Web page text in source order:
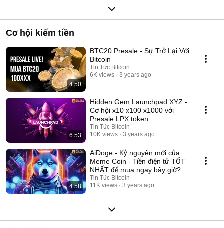
Cơ hội kiếm tiền
4:50
BTC20 Presale - Sự Trở Lại Với
Bitcoin
Tin Tức Bitcoin
6K views
3 years ago
6:53
Hidden Gem Launchpad XYZ -
Cơ hội x10 x100 x1000 với
Presale LPX token.
Tin Tức Bitcoin
10K views
3 years ago
4:58
AiDoge - Kỷ nguyên mới của
Meme Coin - Tiền điện tử TỐT
NHẤT để mua ngay bây giờ?
#aidoge
Tin Tức Bitcoin
11K views
3 years ago